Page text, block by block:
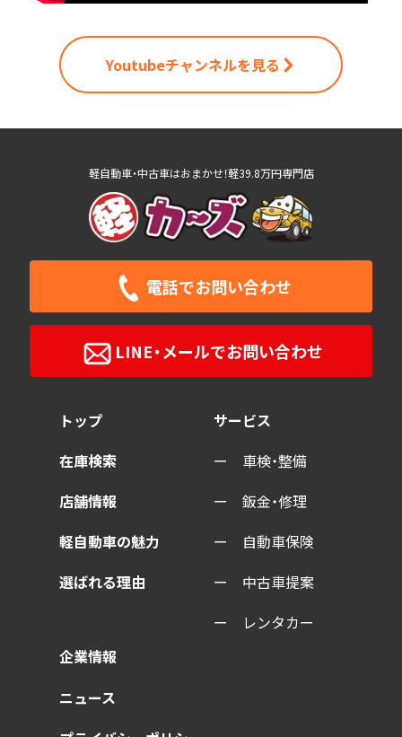
Youtubeチャンネルを見る
軽自動車・中古車はおまかせ！軽39.8万円専門店
電話でお問い合わせ
LINE・メールでお問い合わせ
トップ
在庫検索
店舗情報
軽自動車の魅力
選ばれる理由
サービス
車検・整備
鈑金・修理
自動車保険
中古車提案
レンタカー
企業情報
ニュース